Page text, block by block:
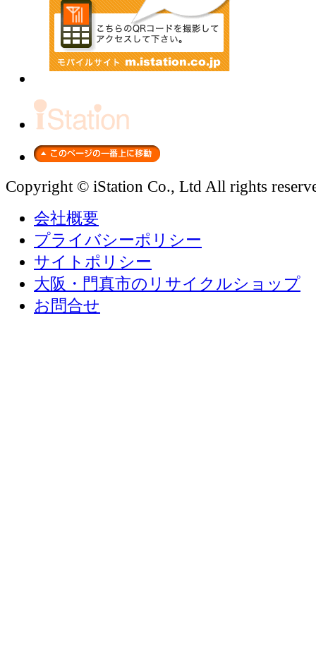
Copyright © iStation Co., Ltd All rights
会社概要
プライバシーポリシー
サイトポリシー
大阪・門真市のリサイクルショップ
お問合せ